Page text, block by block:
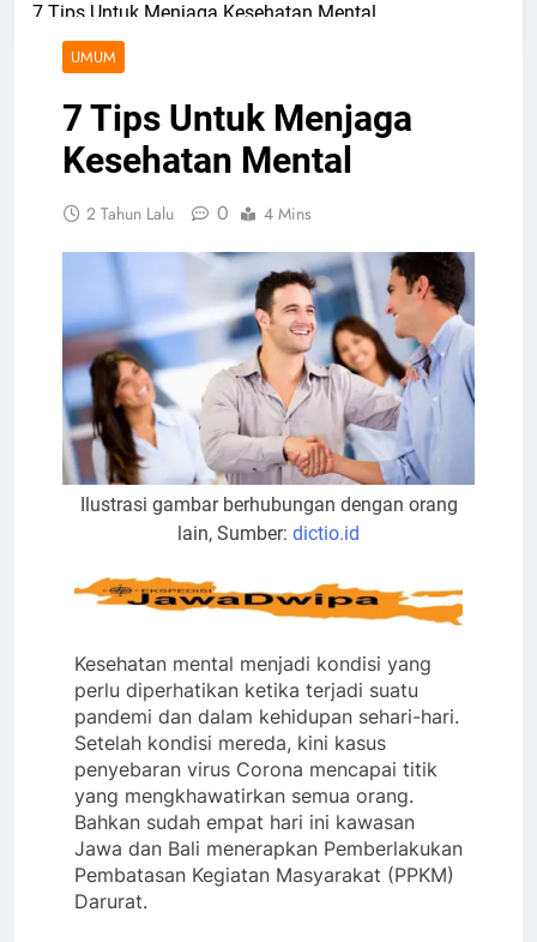
7 Tips Untuk Menjaga Kesehatan Mental
UMUM
7 Tips Untuk Menjaga
Kesehatan Mental
2 Tahun Lalu 0 4 Mins
Ilustrasi gambar berhubungan dengan orang
lain, Sumber: dictio.id
Kesehatan mental menjadi kondisi yang
perlu diperhatikan ketika terjadi suatu
pandemi dan dalam kehidupan sehari-hari.
Setelah kondisi mereda, kini kasus
penyebaran virus Corona mencapai titik
yang mengkhawatirkan semua orang.
Bahkan sudah empat hari ini kawasan
Jawa dan Bali menerapkan Pemberlakukan
Pembatasan Kegiatan Masyarakat (PPKM)
Darurat.